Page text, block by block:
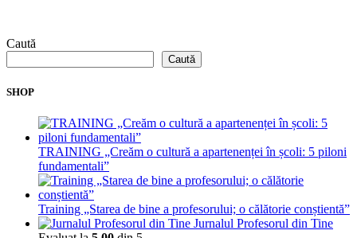
Caută
Caută
SHOP
TRAINING „Creăm o cultură a apartenenței în școli: 5 piloni
fundamentali”
Training „Starea de bine a profesorului; o călătorie conștientă”
Jurnalul Profesorul din Tine